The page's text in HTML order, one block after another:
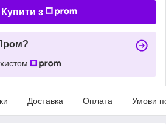
Купити з
Доставка Оплата Умови